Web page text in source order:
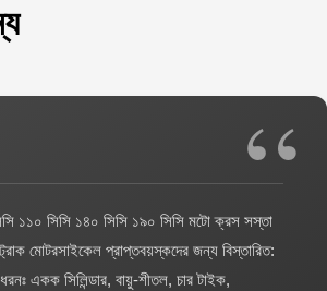
১১০ সিসি ১৪০ সিসি ১৯০ সিসি মটো ক্রস সস্তা
মোটরসাইকেল প্রাপ্তবয়স্কদের জন্য বিস্তারিত:
একক সিলিন্ডার, বায়ু-শীতল, চার টাইক,